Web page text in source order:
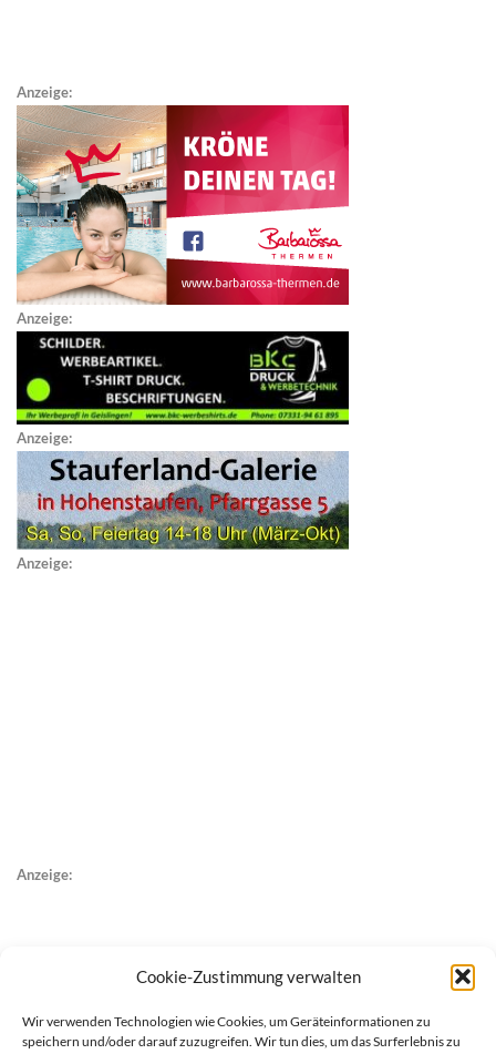
Cookie-Zustimmung verwalten
Wir verwenden Technologien wie Cookies, um Geräteinformationen zu
speichern und/oder darauf zuzugreifen. Wir tun dies, um das Surferlebnis zu
Anzeige:
Anzeige:
Anzeige:
Anzeige:
Anzeige: